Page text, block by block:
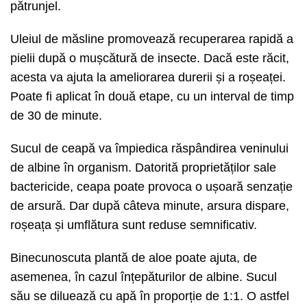
pătrunjel.
Uleiul de măsline promovează recuperarea rapidă a
pielii după o mușcătură de insecte. Dacă este răcit,
acesta va ajuta la ameliorarea durerii și a roșeaței.
Poate fi aplicat în două etape, cu un interval de timp
de 30 de minute.
Sucul de ceapă va împiedica răspândirea veninului
de albine în organism. Datorită proprietăților sale
bactericide, ceapa poate provoca o ușoară senzație
de arsură. Dar după câteva minute, arsura dispare,
roșeața și umflătura sunt reduse semnificativ.
Binecunoscuta plantă de aloe poate ajuta, de
asemenea, în cazul înțepăturilor de albine. Sucul
său se diluează cu apă în proporție de 1:1. O astfel